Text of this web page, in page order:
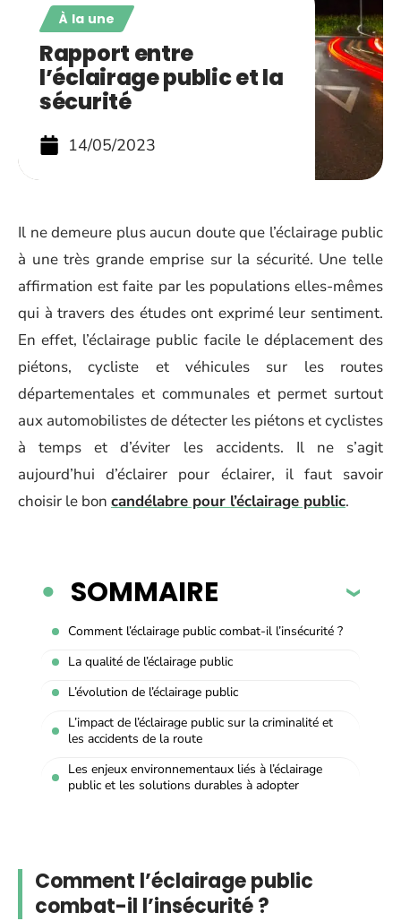
À la une
Rapport entre
l’éclairage public et la
sécurité
14/05/2023
Il ne demeure plus aucun doute que l’éclairage public
à une très grande emprise sur la sécurité. Une telle
affirmation est faite par les populations elles-mêmes
qui à travers des études ont exprimé leur sentiment.
En effet, l’éclairage public facile le déplacement des
piétons, cycliste et véhicules sur les routes
départementales et communales et permet surtout
aux automobilistes de détecter les piétons et cyclistes
à temps et d’éviter les accidents. Il ne s’agit
aujourd’hui d’éclairer pour éclairer, il faut savoir
choisir le bon candélabre pour l’éclairage public.
SOMMAIRE
Comment l’éclairage public combat-il l’insécurité ?
La qualité de l’éclairage public
L’évolution de l’éclairage public
L’impact de l’éclairage public sur la criminalité et
les accidents de la route
Les enjeux environnementaux liés à l’éclairage
public et les solutions durables à adopter
Comment l’éclairage public
combat-il l’insécurité ?